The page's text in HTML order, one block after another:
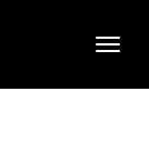
Toggle